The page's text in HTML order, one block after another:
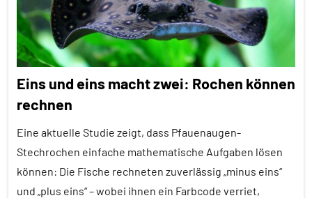
Themen
Alle
Tiergruppen
Ernährung
aktuell
Inter-
Eins und eins macht zwei: Rochen können
rechnen
Eine aktuelle Studie zeigt, dass Pfauenaugen-
Stechrochen einfache mathematische Aufgaben lösen
können: Die Fische rechneten zuverlässig „minus eins“
und „plus eins“ – wobei ihnen ein Farbcode verriet,